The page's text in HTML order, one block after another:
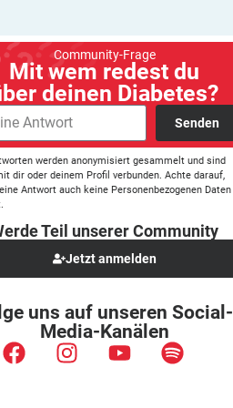
Community-Frage
Mit wem redest du
deinen Diabetes?
Senden
werden anonymisiert gesammelt und sind
dir oder deinem Profil verbunden. Achte darauf,
Antwort auch keine Personenbezogenen Daten
Teil unsererCommunity
Jetzt anmelden
uns auf unserenSocial-
Media-Kanälen